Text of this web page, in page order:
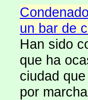
un bar de
Han sido
que ha
ciudad
por